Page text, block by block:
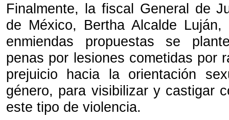
Finalmente, la fiscal General de
de México, Bertha Alcalde
enmiendas propuestas se
penas por lesiones cometidas por
prejuicio hacia la orientación
género, para visibilizar y castigar
este tipo de violencia.